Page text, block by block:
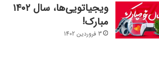
ویجیاتویی‌ها، سال ۱۴۰۲
مبارک!
3 فروردین 1402